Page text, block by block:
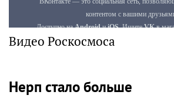
Видео Роскосмоса
Нерп стало больше